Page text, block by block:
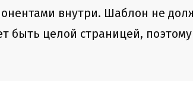
внутри. Шаблон не
быть целой страницей,